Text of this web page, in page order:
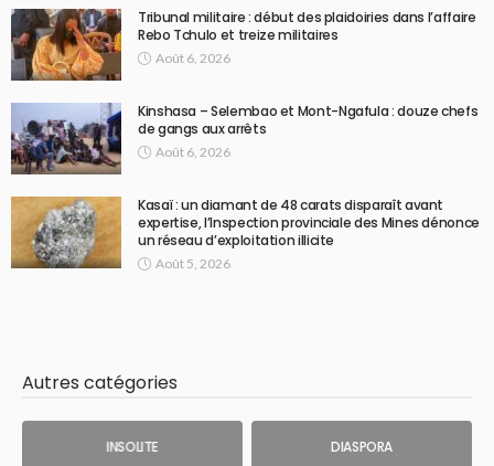
Tribunal militaire : début des plaidoiries dans l’affaire
Rebo Tchulo et treize militaires
Août 6, 2026
Kinshasa – Selembao et Mont-Ngafula : douze chefs
de gangs aux arrêts
Août 6, 2026
Kasaï : un diamant de 48 carats disparaît avant
expertise, l’Inspection provinciale des Mines dénonce
un réseau d’exploitation illicite
Août 5, 2026
Autres catégories
INSOLITE DIASPORA